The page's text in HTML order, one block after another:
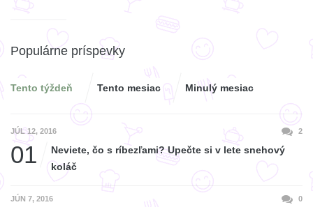
Populárne príspevky
Tento týždeň Tento mesiac Minulý mesiac
JÚL 12, 2016 2
01
Neviete, čo s ríbezľami? Upečte si v lete snehový
koláč
JÚN 7, 2016 0